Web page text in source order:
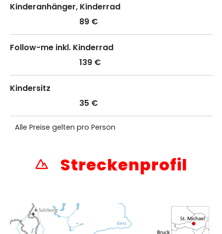
Kinderanhänger, Kinderrad
89 €
Follow-me inkl. Kinderrad
139 €
Kindersitz
35 €
Alle Preise gelten pro Person
Streckenprofil